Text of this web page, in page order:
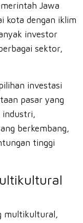
Jawa
kota dengan iklim
investor
sektor,
investasi
pasar yang
industri,
berkembang,
tinggi
multikultural,